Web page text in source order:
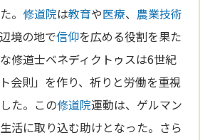
。修道院は教育や医療、 農業技術
境の地で信仰を広める役割を果た
修道士ベネディクトゥスは6世紀
会則」を作り、祈りと労働を重視
た。この修道院運動は、ゲルマン
活に取り込む助けとなった。さら